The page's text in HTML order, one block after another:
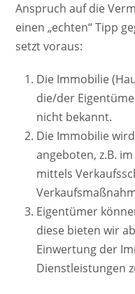
Anspruch auf die
einen „echten“ Tipp
setzt voraus:
Die Immobilie
die/der
nicht bekannt.
Die Immobilie
angeboten, z.B.
mittels
Eigentümer
diese bieten wir
Einwertung der
Dienstleistungen